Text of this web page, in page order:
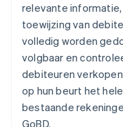
relevante informatie,
toewijzing van
volledig worden
volgbaar en
debiteuren
op hun beurt het
bestaande
GoBD.